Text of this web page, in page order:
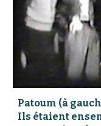
Patoum (à
Ils étaient